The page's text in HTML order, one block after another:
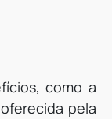
como a
pela